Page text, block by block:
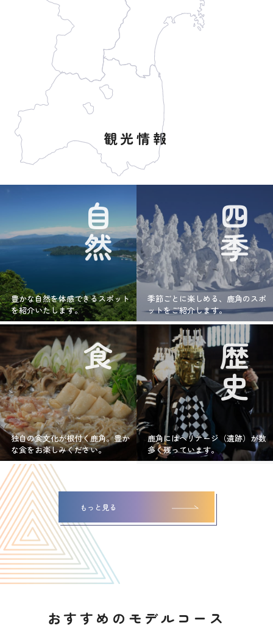
観光情報
自然
豊かな自然を体感できるスポット
を紹介いたします。
四季
季節ごとに楽しめる、鹿角のスポ
ットをご紹介します。
食
独自の食文化が根付く鹿角。豊か
な食をお楽しみください。
歴史
鹿角にはヘリテージ（遺跡）が数
多く残っています。
もっと見る
おすすめのモデルコース